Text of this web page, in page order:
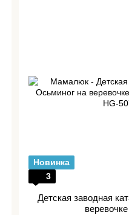
Новинка
3
Детская заводная